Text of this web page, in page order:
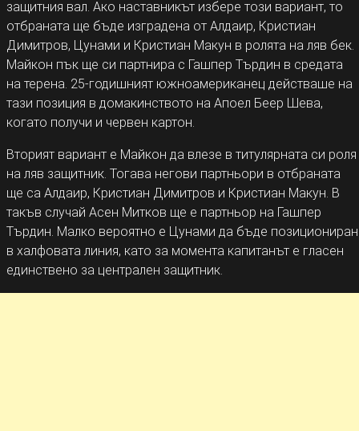
защитния вал. Ако наставникът избере този вариант, то
отбраната ще бъде изградена от Алдаир, Кристиан
Димитров, Цунами и Кристиан Макун в ролята на ляв бек.
Майкон пък ще си партнира с Гашпер Търдин в средата
на терена. 25-годишният южноамериканец действаше на
тази позиция в домакинството на Апоел Беер Шева,
когато получи и червен картон.
Вторият вариант е Майкон да влезе в титулярната си роля
на ляв защитник. Тогава негови партньори в отбраната
ще са Алдаир, Кристиан Димитров и Кристиан Макун. В
такъв случай Асен Митков ще е партньор на Гашпер
Търдин. Малко вероятно е Цунами да бъде позициониран
в халфовата линия, като за момента капитанът е гласен
единствено за централен защитник.